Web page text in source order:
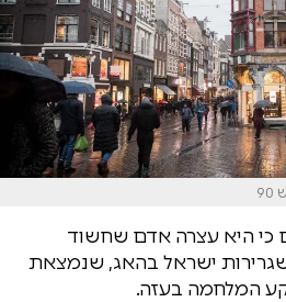
כי היא עצרה אדם שחשוד
ישראל בהאג, שנמצאת
המלחמה בעזה.